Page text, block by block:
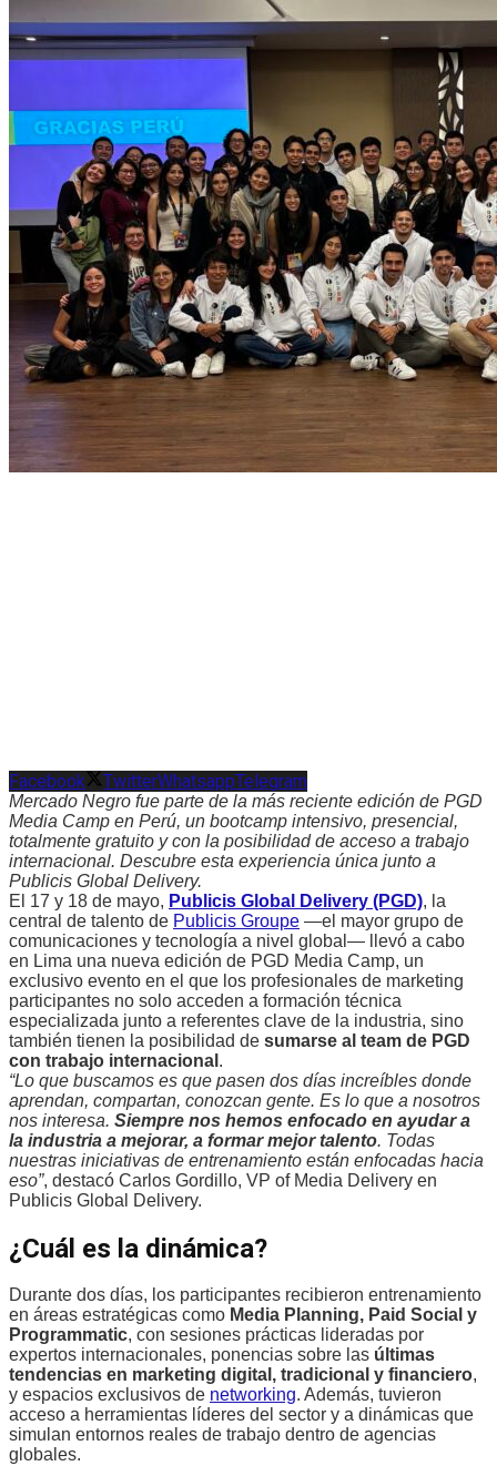
Facebook TwitterWhatsappTelegram
Mercado Negro fue parte de la más reciente edición de PGD
Media Camp en Perú, un bootcamp intensivo, presencial,
totalmente gratuito y con la posibilidad de acceso a trabajo
internacional. Descubre esta experiencia única junto a
Publicis Global Delivery.
El 17 y 18 de mayo, Publicis Global Delivery (PGD), la
central de talento de Publicis Groupe —el mayor grupo de
comunicaciones y tecnología a nivel global— llevó a cabo
en Lima una nueva edición de PGD Media Camp, un
exclusivo evento en el que los profesionales de marketing
participantes no solo acceden a formación técnica
especializada junto a referentes clave de la industria, sino
también tienen la posibilidad de sumarse al team de PGD
con trabajo internacional .
“Lo que buscamos es que pasen dos días increíbles donde
aprendan, compartan, conozcan gente. Es lo que a nosotros
nos interesa. Siempre nos hemos enfocado en ayudar a
la industria a mejorar, a formar mejor talento. Todas
nuestras iniciativas de entrenamiento están enfocadas hacia
eso”, destacó Carlos Gordillo, VP of Media Delivery en
Publicis Global Delivery.
¿Cuál es la dinámica?
Durante dos días, los participantes recibieron entrenamiento
en áreas estratégicas como Media Planning, Paid Social y
Programmatic, con sesiones prácticas lideradas por
expertos internacionales, ponencias sobre las últimas
tendencias en marketing digital, tradicional y financiero,
y espacios exclusivos de networking. Además, tuvieron
acceso a herramientas líderes del sector y a dinámicas que
simulan entornos reales de trabajo dentro de agencias
globales.